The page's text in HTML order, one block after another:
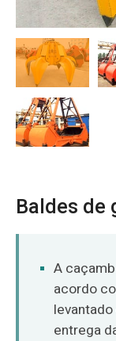
Baldes de
A
acordo
entrega